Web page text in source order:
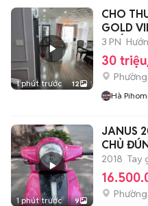
1 phút trước 12
CHO
GOLD
THẤT Y
3 PN
30
Phường
Hà
1 phút trước 9
JANUS
CHỦ
2018 Tay